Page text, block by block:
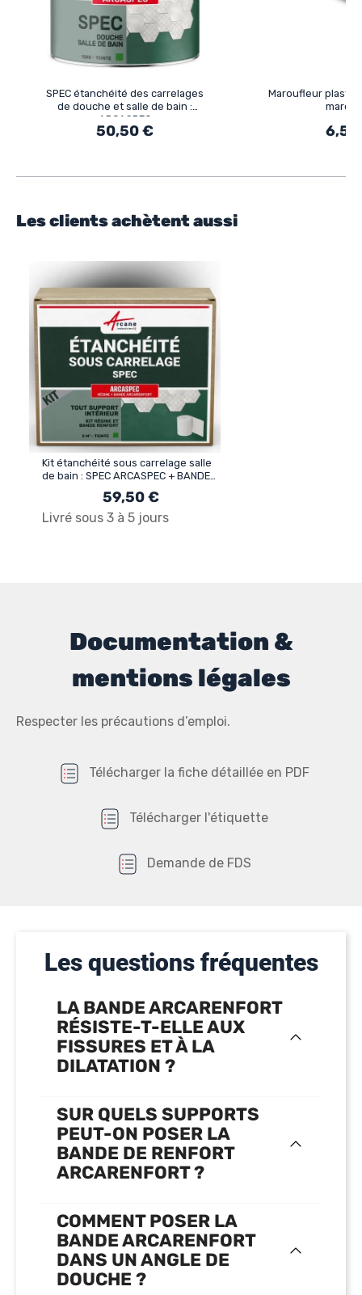
SPEC étanchéité des carrelages
de douche et salle de bain :
ARCASPEC
50,50 €
Maroufleur
Les clients achètent aussi
Kit étanchéité sous carrelage salle
de bain : SPEC ARCASPEC + BANDE
59,50 €
Livré sous 3 à 5 jours
Documentation &
mentions légales
Respecter les précautions d’emploi.
Télécharger la fiche détaillée en PDF
Télécharger l'étiquette
Demande de FDS
Les questions fréquentes
LA BANDE ARCARENFORT
RÉSISTE-T-ELLE AUX
FISSURES ET À LA
DILATATION ?
SUR QUELS SUPPORTS
PEUT-ON POSER LA
BANDE DE RENFORT
ARCARENFORT ?
COMMENT POSER LA
BANDE ARCARENFORT
DANS UN ANGLE DE
DOUCHE ?